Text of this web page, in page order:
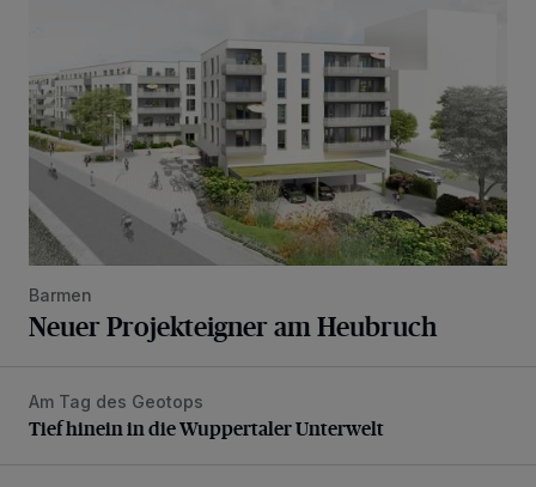
Barmen
Neuer Projekteigner am Heubruch
Tief hinein in die Wuppertaler Unterwelt
Am Tag des Geotops
Tief hinein in die Wuppertaler Unterwelt